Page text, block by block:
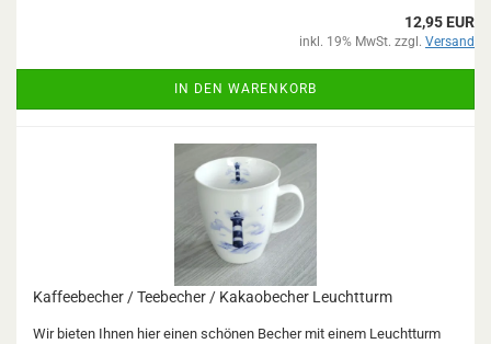
12,95 EUR
inkl. 19% MwSt. zzgl. Versand
IN DEN WARENKORB
Kaffeebecher / Teebecher / Kakaobecher Leuchtturm
Wir bieten Ihnen hier einen schönen Becher mit einem Leuchtturm